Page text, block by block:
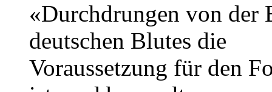
«Durchdrungen von der
deutschen Blutes die
Voraussetzung für den